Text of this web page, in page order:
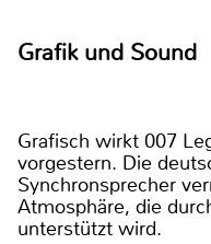
Grafik und Sound
Grafisch wirkt 007
vorgestern. Die
Synchronsprecher
Atmosphäre, die
unterstützt wird.